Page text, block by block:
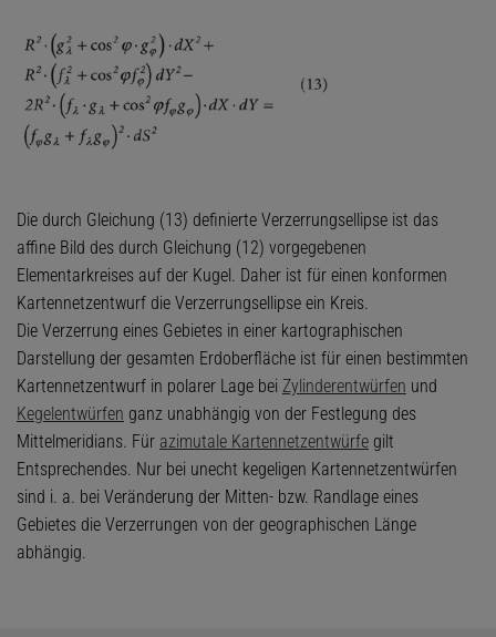
Die durch Gleichung (13) definierte Verzerrungsellipse ist das
affine Bild des durch Gleichung (12) vorgegebenen
Elementarkreises auf der Kugel. Daher ist für einen konformen
Kartennetzentwurf die Verzerrungsellipse ein Kreis.
Die Verzerrung eines Gebietes in einer kartographischen
Darstellung der gesamten Erdoberfläche ist für einen bestimmten
Kartennetzentwurf in polarer Lage bei Zylinderentwürfen und
Kegelentwürfen ganz unabhängig von der Festlegung des
Mittelmeridians. Für azimutale Kartennetzentwürfe gilt
Entsprechendes. Nur bei unecht kegeligen Kartennetzentwürfen
sind i. a. bei Veränderung der Mitten- bzw. Randlage eines
Gebietes die Verzerrungen von der geographischen Länge
abhängig.